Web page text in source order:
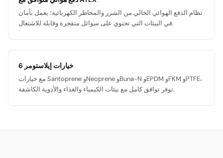
نظام الدفع الهوائي الخالي من الشرر والمخاطر الكهربائية؛ يعمل بأمان
في البيئات التي تحتوي على سوائل متفجرة وقابلة للاشتعال.
6 خيارات إيلاستومر
مع خيارات Santoprene وNeoprene وBuna-N وEPDM وFKM وPTFE،
توفر توافق كامل مع بيئات الكيمياء والغذاء والأدوية الكاشفة.